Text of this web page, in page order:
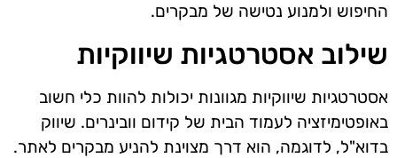
החיפוש ולמנוע נטישה של מבקרים.
שילוב אסטרטגיות שיווקיות
אסטרטגיות שיווקיות מגוונות יכולות להוות כלי חשוב
באופטימיזציה לעמוד הבית של קידום וובינרים. שיווק
בדוא"ל, לדוגמה, הוא דרך מצוינת להניע מבקרים לאתר.